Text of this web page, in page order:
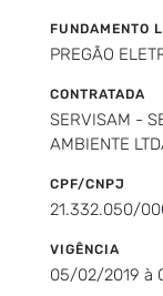
FUNDAMENTO
PREGÃO
CONTRATADA
SERVISAM -
AMBIENTE
CPF/CNPJ
21.332.050/
VIGÊNCIA
05/02/2019 à